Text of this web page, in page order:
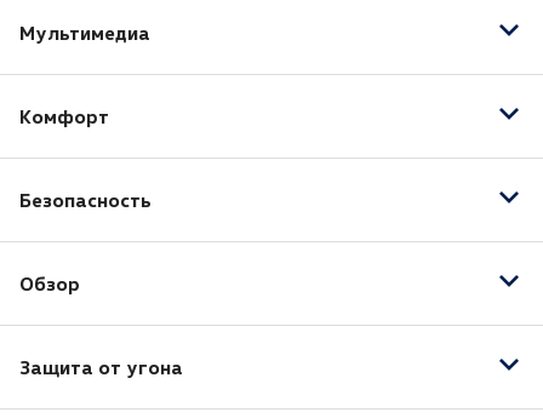
Отделка кожей рычага КПП
Подогрев передних сидений
Мультимедиа
Bluetooth
USB
Комфорт
Запуск двигателя с кнопки
Мультифункциональное рулевое колесо
Безопасность
Антиблокировочная система (ABS)
Подушка безопасности водителя
Подушки безопасности боковые
Обзор
Датчик света
Защита от угона